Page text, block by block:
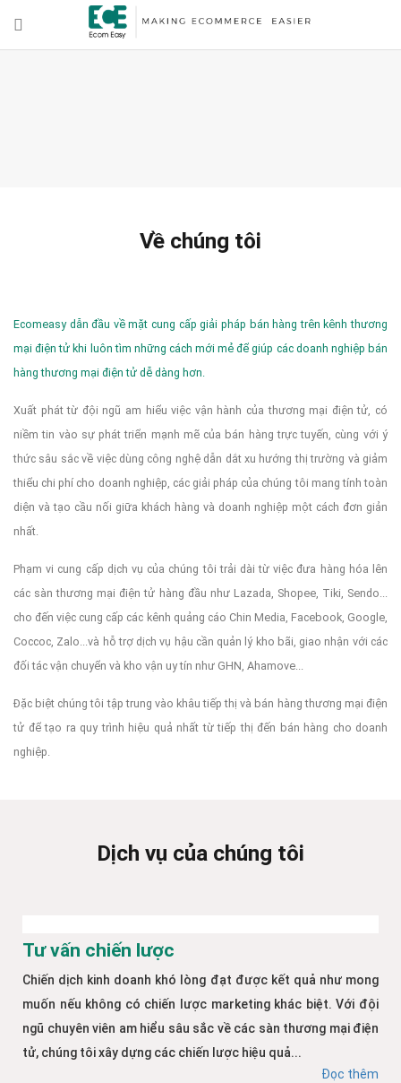
Về chúng tôi
Ecomeasy dẫn đầu về mặt cung cấp giải pháp bán hàng trên kênh thương
mại điện tử khi luôn tìm những cách mới mẻ để giúp các doanh nghiệp bán
hàng thương mại điện tử dễ dàng hơn.
Xuất phát từ đội ngũ am hiểu việc vận hành của thương mại điện tử, có
niềm tin vào sự phát triển mạnh mẽ của bán hàng trực tuyến, cùng với ý
thức sâu sắc về việc dùng công nghệ dẫn dắt xu hướng thị trường và giảm
thiểu chi phí cho doanh nghiệp, các giải pháp của chúng tôi mang tính toàn
diện và tạo cầu nối giữa khách hàng và doanh nghiệp một cách đơn giản
nhất.
Phạm vi cung cấp dịch vụ của chúng tôi trải dài từ việc đưa hàng hóa lên
các sàn thương mại điện tử hàng đầu như Lazada, Shopee, Tiki, Sendo...
cho đến việc cung cấp các kênh quảng cáo Chin Media, Facebook, Google,
Coccoc, Zalo...và hỗ trợ dịch vụ hậu cần quản lý kho bãi, giao nhận với các
đối tác vận chuyển và kho vận uy tín như GHN, Ahamove...
Đặc biệt chúng tôi tập trung vào khâu tiếp thị và bán hàng thương mại điện
tử để tạo ra quy trình hiệu quả nhất từ tiếp thị đến bán hàng cho doanh
nghiệp.
Dịch vụ của chúng tôi
Tư vấn chiến lược
Chiến dịch kinh doanh khó lòng đạt được kết quả như mong
muốn nếu không có chiến lược marketing khác biệt. Với đội
ngũ chuyên viên am hiểu sâu sắc về các sàn thương mại điện
tử, chúng tôi xây dựng các chiến lược hiệu quả...
Đọc thêm